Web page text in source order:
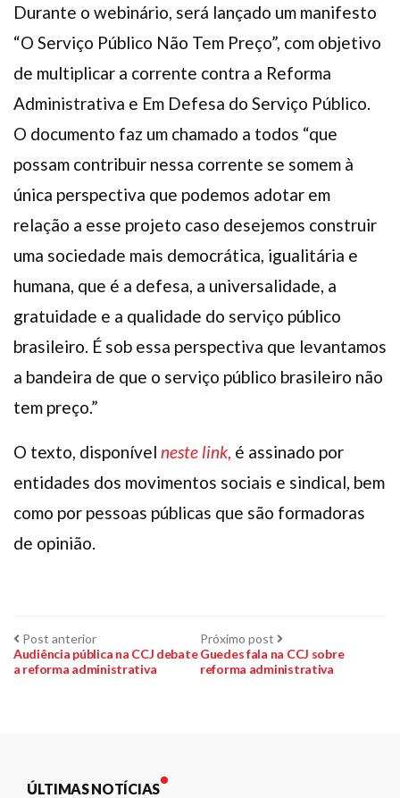
Durante o webinário, será lançado um manifesto
“O Serviço Público Não Tem Preço”, com objetivo
de multiplicar a corrente contra a Reforma
Administrativa e Em Defesa do Serviço Público.
O documento faz um chamado a todos “que
possam contribuir nessa corrente se somem à
única perspectiva que podemos adotar em
relação a esse projeto caso desejemos construir
uma sociedade mais democrática, igualitária e
humana, que é a defesa, a universalidade, a
gratuidade e a qualidade do serviço público
brasileiro. É sob essa perspectiva que levantamos
a bandeira de que o serviço público brasileiro não
tem preço.”
O texto, disponível neste link, é assinado por
entidades dos movimentos sociais e sindical, bem
como por pessoas públicas que são formadoras
de opinião.
Navegação
de
Post anteriorPost
anterior:
Audiência pública na CCJ debate
a reforma administrativa
Próximo post Próximo
post:
Guedes fala na CCJ sobre
reforma administrativa
ÚLTIMAS NOTÍCIAS